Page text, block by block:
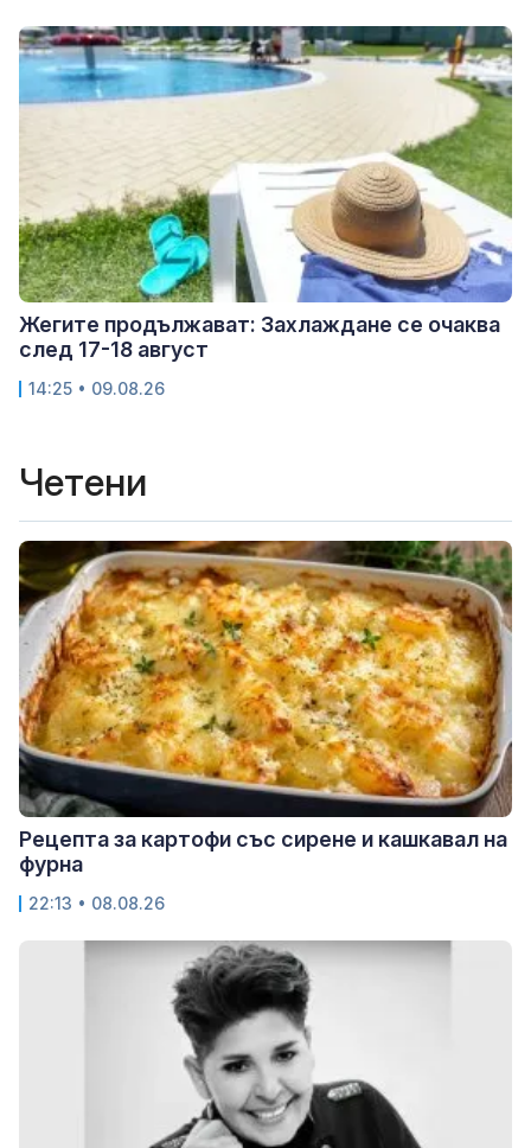
Жегите продължават: Захлаждане се очаква
след 17-18 август
14:25 • 09.08.26
Четени
Рецепта за картофи със сирене и кашкавал на
фурна
22:13 • 08.08.26